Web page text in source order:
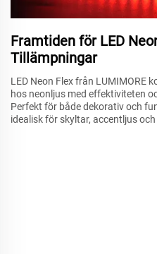
Framtiden för LED
Tillämpningar
LED Neon Flex från LUMIMORE
hos neonljus med effektiviteten
Perfekt för både dekorativ och
idealisk för skyltar, accentljus